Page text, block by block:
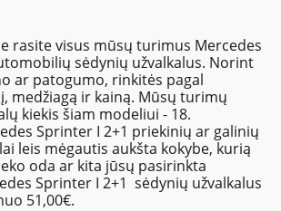
rasite visus mūsų turimus Mercedes
sėdynių užvalkalus. Norint
ar patogumo, rinkitės pagal
medžiagą ir kainą. Mūsų turimų
kiekis šiam modeliui - 18.
Sprinter I 2+1 priekinių ar galinių
leis mėgautis aukšta kokybe, kurią
oda ar kita jūsų pasirinkta
Sprinter I 2+1 sėdynių užvalkalus
51,00€.